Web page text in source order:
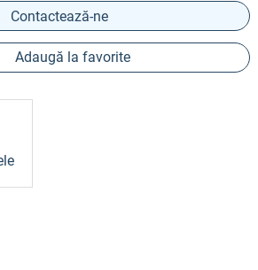
Contactează-ne
Adaugă la favorite